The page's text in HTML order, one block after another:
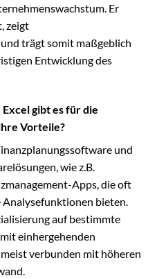
Er
zeigt
trägt somit maßgeblich
Entwicklung des
gibt es für die
Vorteile?
und
wie z.B.
Apps, die oft
bieten.
auf bestimmte
einhergehenden
verbunden mit höheren